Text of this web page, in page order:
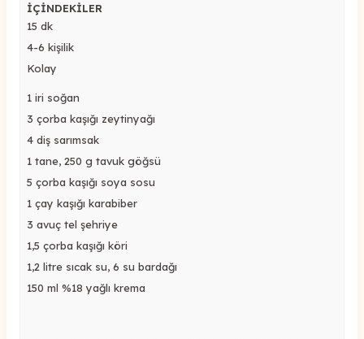
İÇİNDEKİLER
15 dk
4-6 kişilik
Kolay
1 iri soğan
3 çorba kaşığı zeytinyağı
4 diş sarımsak
1 tane, 250 g tavuk göğsü
5 çorba kaşığı soya sosu
1 çay kaşığı karabiber
3 avuç tel şehriye
1,5 çorba kaşığı köri
1,2 litre sıcak su, 6 su bardağı
150 ml %18 yağlı krema